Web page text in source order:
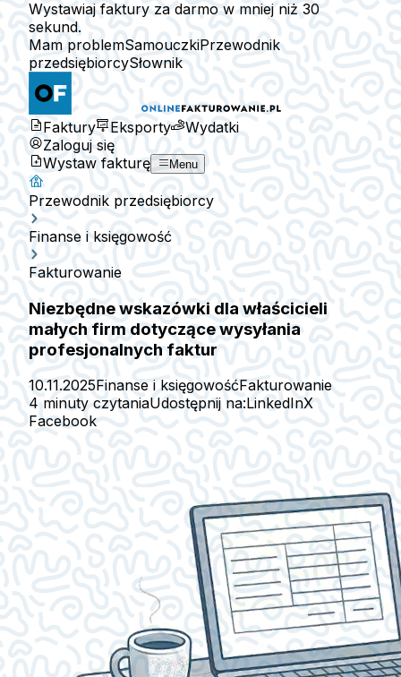
Wystawiaj faktury za darmo w mniej niż 30
sekund.
Mam problemSamouczkiPrzewodnik
przedsiębiorcySłownik
Faktury Eksporty
Wydatki
Zaloguj się
Wystaw fakturę
Menu
Przewodnik przedsiębiorcy
Finanse i księgowość
Fakturowanie
Niezbędne wskazówki dla właścicieli
małych firm dotyczące wysyłania
profesjonalnych faktur
10.11.2025Finanse i księgowośćFakturowanie
4 minuty czytaniaUdostępnij na:LinkedInX
Facebook